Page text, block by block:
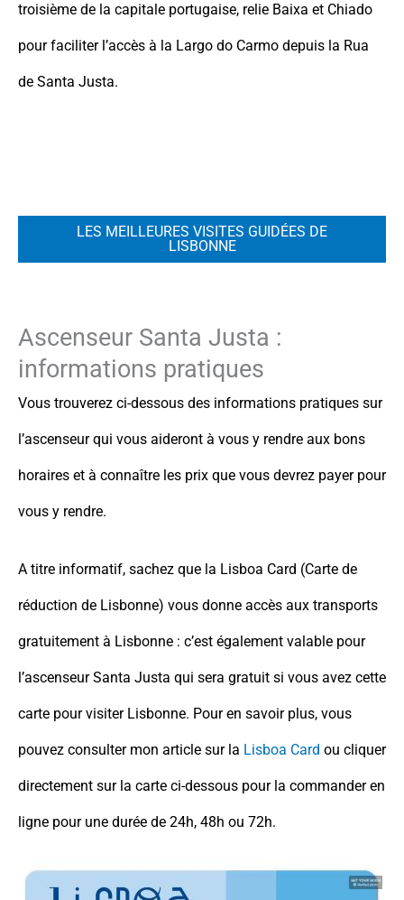
troisième de la capitale portugaise, relie Baixa et Chiado
pour faciliter l’accès à la Largo do Carmo depuis la Rua
de Santa Justa.
LES MEILLEURES VISITES GUIDÉES DE
LISBONNE
Ascenseur Santa Justa :
informations pratiques
Vous trouverez ci-dessous des informations pratiques sur
l’ascenseur qui vous aideront à vous y rendre aux bons
horaires et à connaître les prix que vous devrez payer pour
vous y rendre.
A titre informatif, sachez que la Lisboa Card (Carte de
réduction de Lisbonne) vous donne accès aux transports
gratuitement à Lisbonne : c’est également valable pour
l’ascenseur Santa Justa qui sera gratuit si vous avez cette
carte pour visiter Lisbonne. Pour en savoir plus, vous
pouvez consulter mon article sur la Lisboa Card ou cliquer
directement sur la carte ci-dessous pour la commander en
ligne pour une durée de 24h, 48h ou 72h.